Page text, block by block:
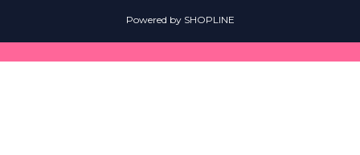
Powered by SHOPLINE